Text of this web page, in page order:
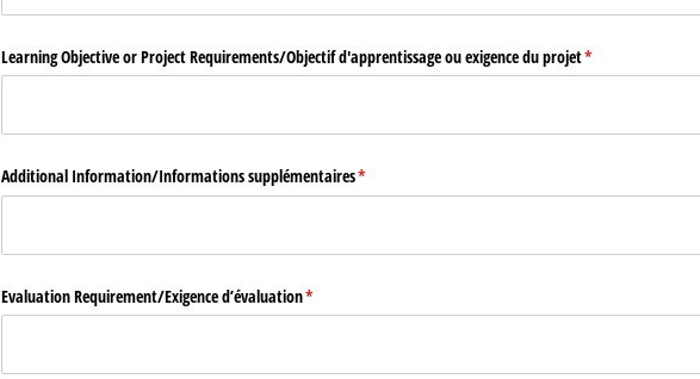
Learning Objective or Project Requirements/​Objectif d'apprentissage ou exigence du projet*
(required)
Additional Information/​Informations supplémentaires*
(required)
Evaluation Requirement/​Exigence d’évaluation*
(required)